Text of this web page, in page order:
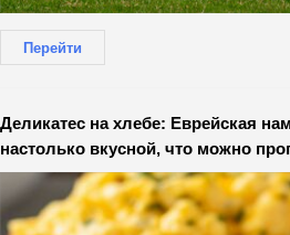
Перейти
Деликатес на хлебе: Еврейская
настолько вкусной, что можно